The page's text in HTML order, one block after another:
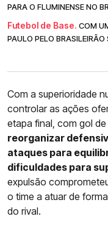
PARA O FLUMINENSE NO
Futebol de Base. COM
PAULO PELO
Com a superioridade
controlar as ações
etapa final, com gol de
reorganizar
ataques para
dificuldades para
expulsão
o time a atuar de
do rival.